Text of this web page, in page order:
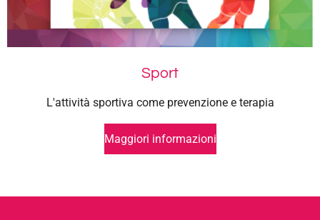
Sport
L'attività sportiva come prevenzione e terapia
Maggiori informazioni